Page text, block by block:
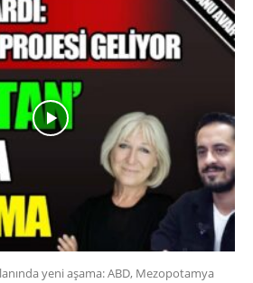
yeni aşama: ABD, Mezopotamya